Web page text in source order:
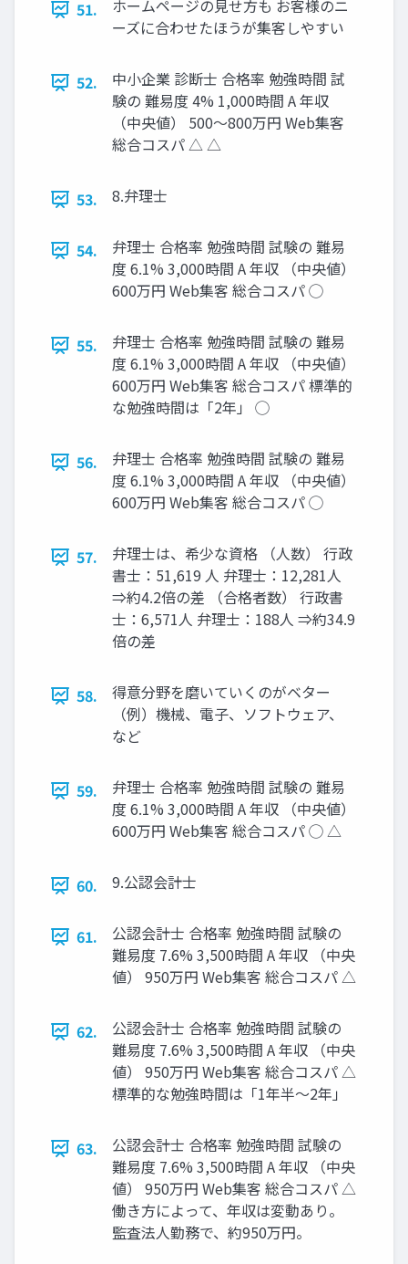
51.
ホームページの見せ方も お客様のニ
ーズに合わせたほうが集客しやすい
52.
中小企業 診断士 合格率 勉強時間 試
験の 難易度 4% 1,000時間 A 年収
（中央値） 500〜800万円 Web集客
総合コスパ △ △
53. 8.弁理士
54.
弁理士 合格率 勉強時間 試験の 難易
度 6.1% 3,000時間 A 年収 （中央値）
600万円 Web集客 総合コスパ ◯
55.
弁理士 合格率 勉強時間 試験の 難易
度 6.1% 3,000時間 A 年収 （中央値）
600万円 Web集客 総合コスパ 標準的
な勉強時間は「2年」 ◯
56.
弁理士 合格率 勉強時間 試験の 難易
度 6.1% 3,000時間 A 年収 （中央値）
600万円 Web集客 総合コスパ ◯
57.
弁理士は、希少な資格 （人数） 行政
書士：51,619 人 弁理士：12,281人
⇒約4.2倍の差 （合格者数） 行政書
士：6,571人 弁理士：188人 ⇒約34.9
倍の差
58.
得意分野を磨いていくのがベター
（例）機械、電子、ソフトウェア、
など
59.
弁理士 合格率 勉強時間 試験の 難易
度 6.1% 3,000時間 A 年収 （中央値）
600万円 Web集客 総合コスパ ◯ △
60. 9.公認会計士
61.
公認会計士 合格率 勉強時間 試験の
難易度 7.6% 3,500時間 A 年収 （中央
値） 950万円 Web集客 総合コスパ △
62.
公認会計士 合格率 勉強時間 試験の
難易度 7.6% 3,500時間 A 年収 （中央
値） 950万円 Web集客 総合コスパ △
標準的な勉強時間は「1年半～2年」
63.
公認会計士 合格率 勉強時間 試験の
難易度 7.6% 3,500時間 A 年収 （中央
値） 950万円 Web集客 総合コスパ △
働き方によって、年収は変動あり。
監査法人勤務で、約950万円。